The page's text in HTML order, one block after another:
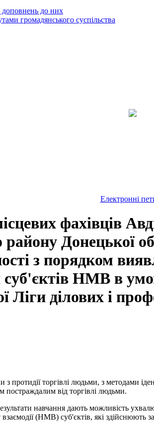
доповнень до них
громадянського суспільства
Електронні
фахівців
району Донецької
з порядком
НМВ в
Ліги ділових і
протидії торгівлі людьми, з методами
постраждалим від торгівлі людьми.
навчання дають можливість
(НМВ) суб'єктів, які здійснюють